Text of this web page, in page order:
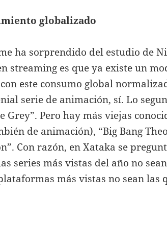
globalizado
ha sorprendido del estudio de
streaming es que ya existe un
este consumo global
serie de animación, sí. Lo
Grey”. Pero hay más viejas
de animación), “Big Bang
Con razón, en Xataka se
series más vistas del año no
más vistas no sean las